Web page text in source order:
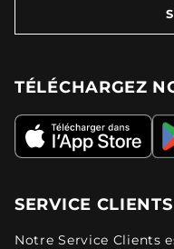
TÉLÉCHARGEZ
SERVICE CLIENTS
Notre Service Clients